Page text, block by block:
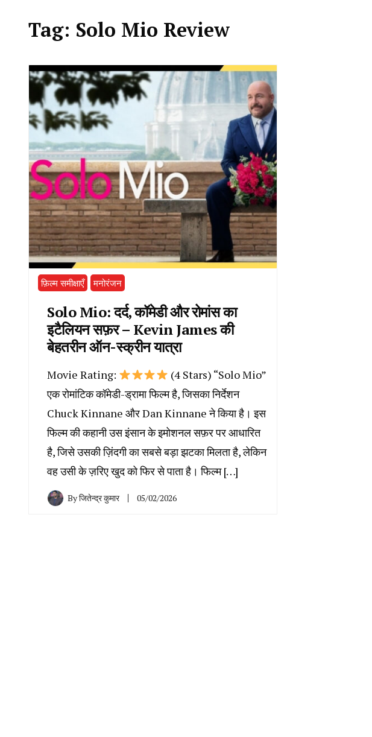
Tag: Solo Mio Review
फ़िल्म समीक्षाएँ मनोरंजन
Solo Mio: दर्द, कॉमेडी और रोमांस का
इटैलियन सफ़र – Kevin James की
बेहतरीन ऑन-स्क्रीन यात्रा
Movie Rating:
(4 Stars) “Solo Mio”
एक रोमांटिक कॉमेडी-ड्रामा फिल्म है, जिसका निर्देशन
Chuck Kinnane और Dan Kinnane ने किया है। इस
फिल्म की कहानी उस इंसान के इमोशनल सफ़र पर आधारित
है, जिसे उसकी ज़िंदगी का सबसे बड़ा झटका मिलता है, लेकिन
वह उसी के ज़रिए खुद को फिर से पाता है। फिल्म […]
Byजितेन्द्र कुमार 05/02/2026